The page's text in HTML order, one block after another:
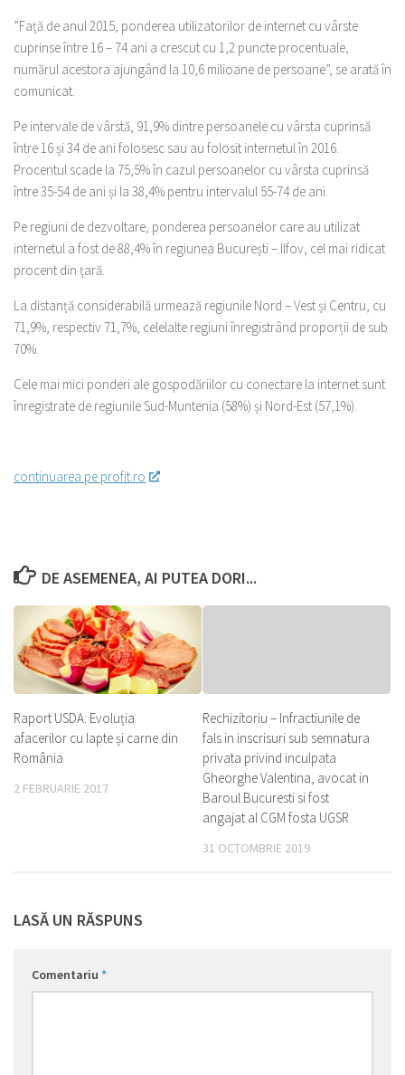
”Față de anul 2015, ponderea utilizatorilor de internet cu vârste
cuprinse între 16 – 74 ani a crescut cu 1,2 puncte procentuale,
numărul acestora ajungând la 10,6 milioane de persoane”, se arată în
comunicat.
Pe intervale de vârstă, 91,9% dintre persoanele cu vârsta cuprinsă
între 16 și 34 de ani folosesc sau au folosit internetul în 2016.
Procentul scade la 75,5% în cazul persoanelor cu vârsta cuprinsă
între 35-54 de ani și la 38,4% pentru intervalul 55-74 de ani.
Pe regiuni de dezvoltare, ponderea persoanelor care au utilizat
internetul a fost de 88,4% în regiunea București – Ilfov, cel mai ridicat
procent din țară.
La distanță considerabilă urmează regiunile Nord – Vest și Centru, cu
71,9%, respectiv 71,7%, celelalte regiuni înregistrând proporții de sub
70%.
Cele mai mici ponderi ale gospodăriilor cu conectare la internet sunt
înregistrate de regiunile Sud-Muntenia (58%) și Nord-Est (57,1%).
continuarea pe profit.ro
DE ASEMENEA, AI PUTEA DORI...
Raport USDA: Evoluția
afacerilor cu lapte și carne din
România
2 FEBRUARIE 2017
Rechizitoriu – Infractiunile de
fals in inscrisuri sub semnatura
privata privind inculpata
Gheorghe Valentina, avocat in
Baroul Bucuresti si fost
angajat al CGM fosta UGSR
31 OCTOMBRIE 2019
LASĂ UN RĂSPUNS
Comentariu *